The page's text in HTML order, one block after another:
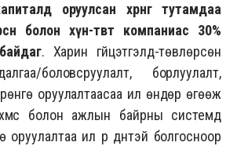
оруулсан хөрөнгө тутамдаа
болон хүн-төвт компаниас 30%
. Харин гүйцэтгэлд-төвлөрсөн
боловсруулалт, борлуулалт,
оруулалтаасаа илүү өндөр өгөөж
болон ажлын байрны системд
илүү үр дүнтэй болгосноор